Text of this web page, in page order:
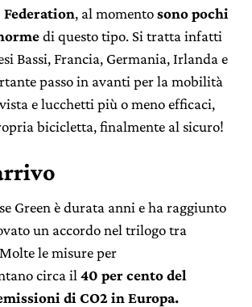
Federation, al momentosono pochi
di questo tipo. Si tratta infatti
Bassi, Francia, Germania, Irlanda e
passo in avanti per la mobilità
e lucchetti più o meno efficaci,
bicicletta, finalmente al sicuro!
Green è durata anni e ha raggiunto
un accordo nel trilogo tra
le misure per
circa il 40 per cento del
di CO2 in Europa.